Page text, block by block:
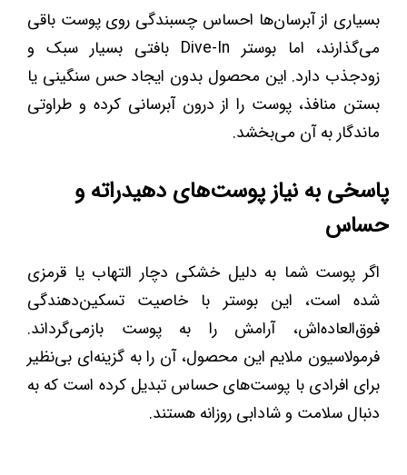
بسیاری از آبرسان‌ها احساس چسبندگی روی پوست باقی
می‌گذارند، اما بوستر Dive-In بافتی بسیار سبک و
زودجذب دارد. این محصول بدون ایجاد حس سنگینی یا
بستن منافذ، پوست را از درون آبرسانی کرده و طراوتی
ماندگار به آن می‌بخشد.
پاسخی به نیاز پوست‌های دهیدراته و
حساس
اگر پوست شما به دلیل خشکی دچار التهاب یا قرمزی
شده است، این بوستر با خاصیت تسکین‌دهندگی
فوق‌العاده‌اش، آرامش را به پوست بازمی‌گرداند.
فرمولاسیون ملایم این محصول، آن را به گزینه‌ای بی‌نظیر
برای افرادی با پوست‌های حساس تبدیل کرده است که به
دنبال سلامت و شادابی روزانه هستند.